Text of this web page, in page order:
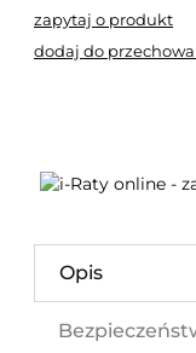
zapytaj o produkt
dodaj do
Opis